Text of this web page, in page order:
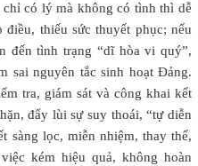
có lý mà không có tình thì dễ
thiếu sức thuyết phục; nếu
đến tình trạng “dĩ hòa vi quý”,
sai nguyên tắc sinh hoạt Đảng.
tra, giám sát và công khai kết
đẩy lùi sự suy thoái, “tự diễn
sàng lọc, miễn nhiệm, thay thế,
kém hiệu quả, không hoàn